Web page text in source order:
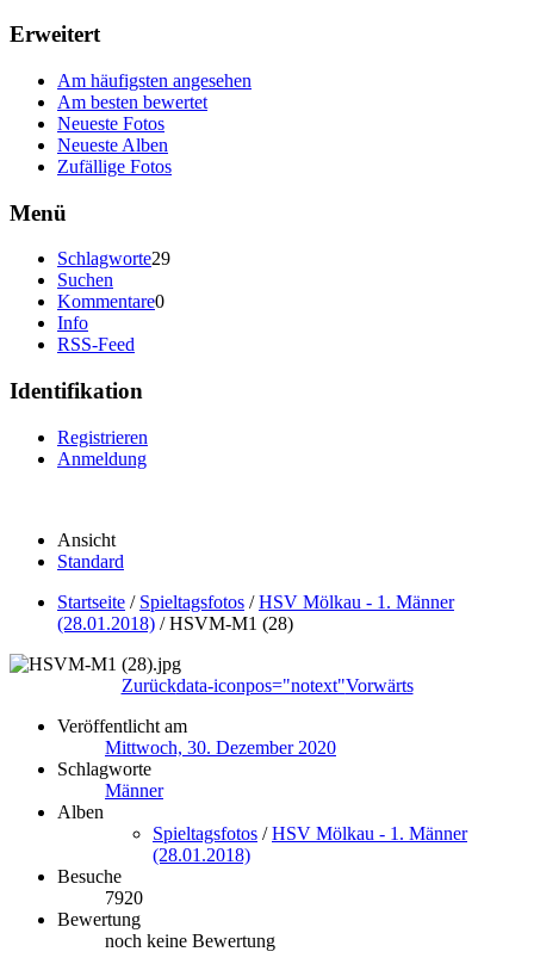
Erweitert
Am häufigsten angesehen
Am besten bewertet
Neueste Fotos
Neueste Alben
Zufällige Fotos
Menü
Schlagworte29
Suchen
Kommentare0
Info
RSS-Feed
Identifikation
Registrieren
Anmeldung
Ansicht
Standard
Startseite / Spieltagsfotos /HSV Mölkau - 1. Männer
(28.01.2018) /HSVM-M1 (28)
Zurückdata-iconpos="notext"Vorwärts
Veröffentlicht am
Mittwoch, 30. Dezember 2020
Schlagworte
Männer
Alben
Spieltagsfotos /HSV Mölkau - 1. Männer
(28.01.2018)
Besuche
7920
Bewertung
noch keine Bewertung